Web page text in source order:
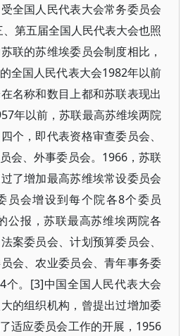
全国人民代表大会常务委员会
第五届全国人民代表大会也照
联的苏维埃委员会制度相比，
全国人民代表大会1982年以前
名称和数目上都和苏联表现出
年以前，苏联最高苏维埃两院
个，即代表资格审查委员会、
会、外事委员会。1966，苏联
了增加最高苏维埃常设委员会
员会增设到每个院各8个委员
公报，苏联最高苏维埃两院各
案委员会、计划预算委员会、
会、农业委员会、青年事务委
个。[3]中国全国人民代表大会
的组织机构，曾提出过增加委
适应委员会工作的开展，1956